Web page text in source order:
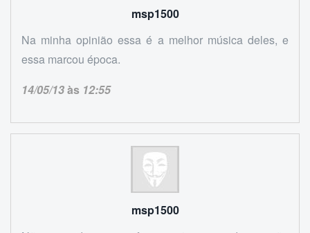
msp1500
Na minha opinião essa é a melhor música deles, e
essa marcou época.
14/05/13às 12:55
msp1500